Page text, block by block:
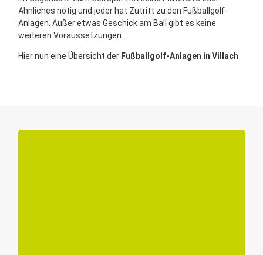
Ähnliches nötig und jeder hat Zutritt zu den Fußballgolf-
Anlagen. Außer etwas Geschick am Ball gibt es keine
weiteren Voraussetzungen...
Hier nun eine Übersicht der Fußballgolf-Anlagen in Villach